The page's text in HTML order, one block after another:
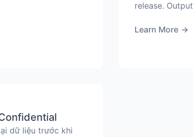
release.
Learn More →
dữ liệu trước khi